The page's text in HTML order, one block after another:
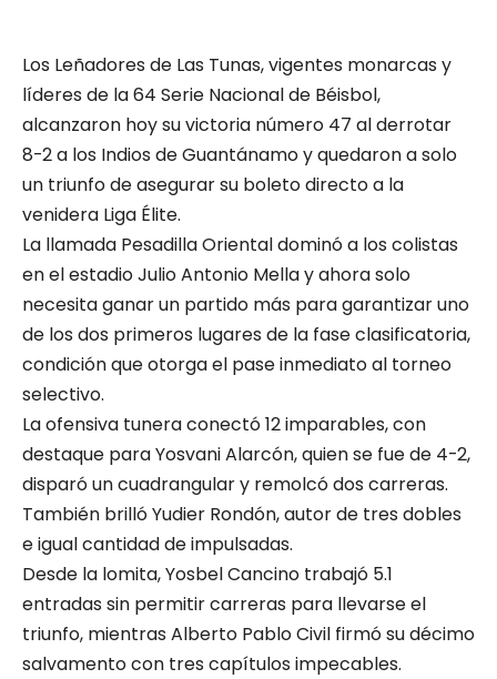
Los Leñadores de Las Tunas, vigentes monarcas y
líderes de la 64 Serie Nacional de Béisbol,
alcanzaron hoy su victoria número 47 al derrotar
8-2 a los Indios de Guantánamo y quedaron a solo
un triunfo de asegurar su boleto directo a la
venidera Liga Élite.
La llamada Pesadilla Oriental dominó a los colistas
en el estadio Julio Antonio Mella y ahora solo
necesita ganar un partido más para garantizar uno
de los dos primeros lugares de la fase clasificatoria,
condición que otorga el pase inmediato al torneo
selectivo.
La ofensiva tunera conectó 12 imparables, con
destaque para Yosvani Alarcón, quien se fue de 4-2,
disparó un cuadrangular y remolcó dos carreras.
También brilló Yudier Rondón, autor de tres dobles
e igual cantidad de impulsadas.
Desde la lomita, Yosbel Cancino trabajó 5.1
entradas sin permitir carreras para llevarse el
triunfo, mientras Alberto Pablo Civil firmó su décimo
salvamento con tres capítulos impecables.